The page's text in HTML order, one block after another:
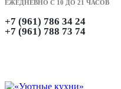
ЕЖЕДНЕВНО С 10 ДО 21 ЧАСОВ
+7 (961) 786 34 24
+7 (961) 788 73 74